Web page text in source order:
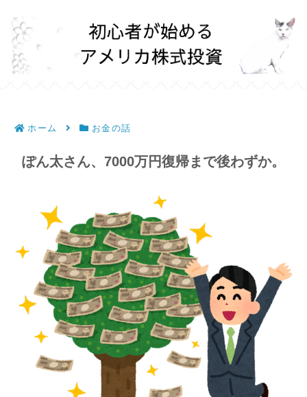
ホーム お金の話
ぽん太さん、7000万円復帰まで後わずか。